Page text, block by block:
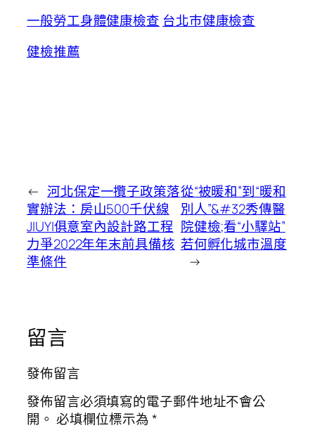
一般勞工身體健康檢查 台北巿健康檢查
健檢推薦
← 河北保定一攬子政策落
實辦法：房山500千伏線
JIUYI俱意室內設計路工程
力爭2022年年末前具備核
準條件
從“被暖和”到“暖和
別人”&#32秀傳醫
院健檢;看“小驛站”
若何孵化城市溫度
→
留言
發佈留言
發佈留言必須填寫的電子郵件地址不會公
開。 必填欄位標示為*